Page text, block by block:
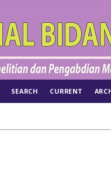
SEARCH CURRENT